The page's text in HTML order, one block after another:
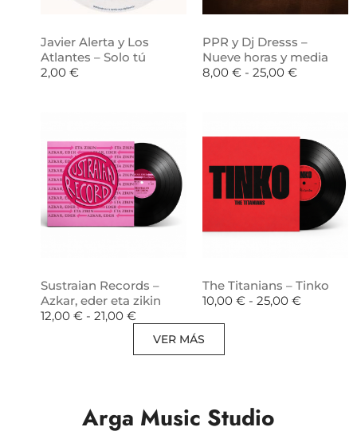
Javier Alerta y Los
Atlantes – Solo tú
2,00 €
PPR y Dj Dresss –
Nueve horas y media
8,00 € - 25,00 €
Sustraian Records –
Azkar, eder eta zikin
12,00 € - 21,00 €
The Titanians – Tinko
10,00 € - 25,00 €
VER MÁS
Arga Music Studio